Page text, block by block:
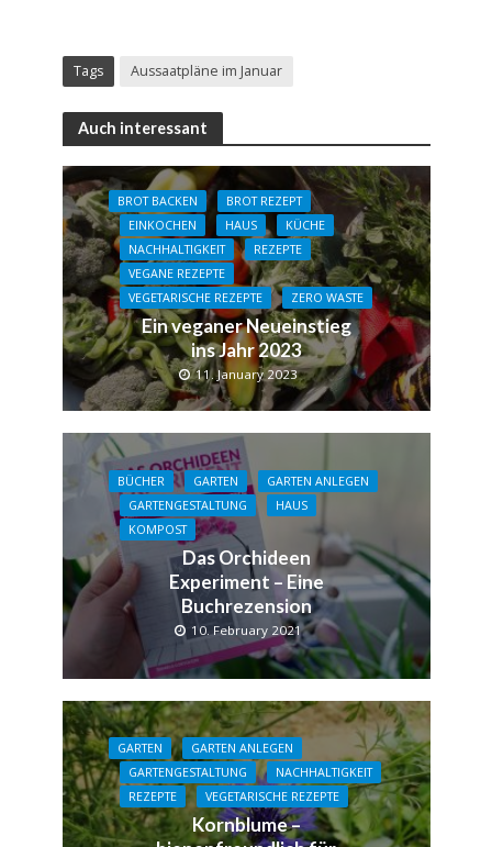
Tags Aussaatpläne im Januar
Auch interessant
BROT BACKEN
BROT REZEPT
EINKOCHEN
HAUS
KÜCHE
NACHHALTIGKEIT
REZEPTE
VEGANE REZEPTE
VEGETARISCHE REZEPTE
ZERO WASTE
Ein veganer Neueinstieg
ins Jahr 2023
11. January 2023
BÜCHER GARTEN
GARTEN ANLEGEN
GARTENGESTALTUNG
HAUS
KOMPOST
Das Orchideen
Experiment – Eine
Buchrezension
10. February 2021
GARTEN
GARTEN ANLEGEN
GARTENGESTALTUNG
NACHHALTIGKEIT
REZEPTE
VEGETARISCHE REZEPTE
Kornblume –